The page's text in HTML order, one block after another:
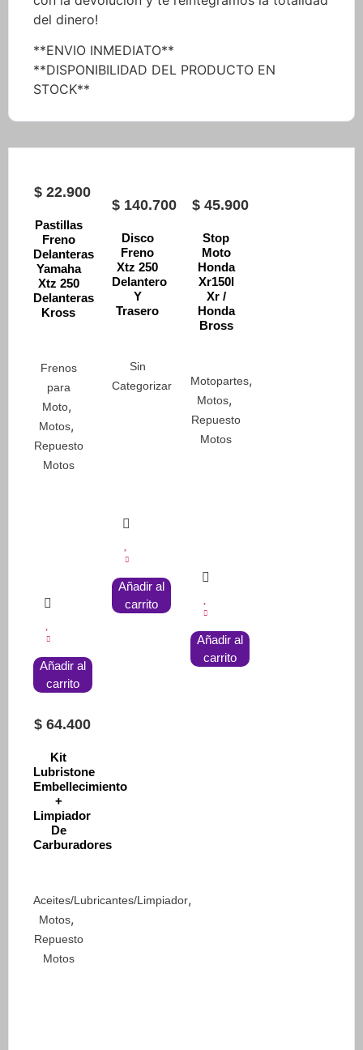
del dinero!
**ENVIO INMEDIATO**
**DISPONIBILIDAD DEL PRODUCTO EN
STOCK**
$ 22.900
Pastillas
Freno
Delanteras
Yamaha
Xtz 250
Delanteras
Kross
Frenos
para
Moto,
Motos,
Repuesto
Motos
Añadir al
carrito
$ 140.700
Disco
Freno
Xtz 250
Delantero
Y
Trasero
Sin
Categorizar
Añadir al
carrito
$45.900
Stop
Moto
Honda
Xr150l
Xr /
Honda
Bross
Motopartes,
Motos,
Repuesto
Motos
Añadir al
carrito
$ 64.400
Kit
Lubristone
Embellecimiento
+
Limpiador
De
Carburadores
Aceites/Lubricantes/Limpiador,
Motos,
Repuesto
Motos